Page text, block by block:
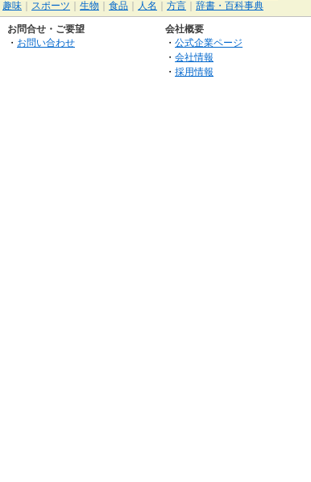
趣味 スポーツ 生物 食品 人名 方言 辞書・百科事典
お問合せ・ご要望
・ お問い合わせ
会社概要
・ 公式企業ページ
・ 会社情報
・ 採用情報